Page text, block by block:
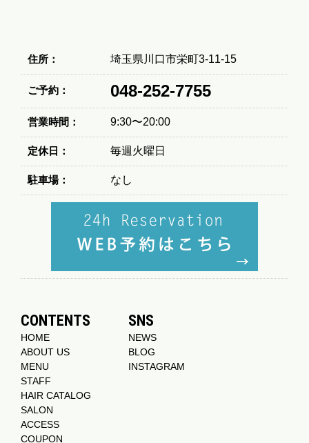
住所： 埼玉県川口市栄町3-11-15
ご予約： 048-252-7755
営業時間： 9:30〜20:00
定休日： 毎週火曜日
駐車場： なし
CONTENTS
HOME
ABOUT US
MENU
STAFF
HAIR CATALOG
SALON
ACCESS
COUPON
SNS
NEWS
BLOG
INSTAGRAM